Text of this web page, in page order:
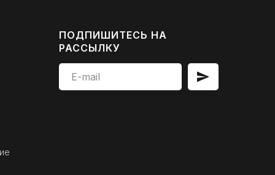
ПОДПИШИТЕСЬ НА
РАССЫЛКУ